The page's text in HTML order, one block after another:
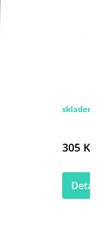
skladem
305 Kč
Detail